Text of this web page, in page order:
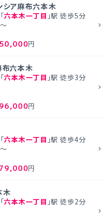
シア麻布六本木
六本木一丁目 」駅 徒歩5分
円
布六本木
六本木一丁目 」駅 徒歩3分
円
六本木一丁目 」駅 徒歩4分
円
木
六本木一丁目 」駅 徒歩2分